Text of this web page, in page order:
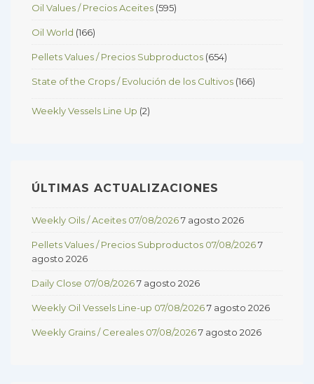
Oil Values / Precios Aceites (595)
Oil World (166)
Pellets Values / Precios Subproductos (654)
State of the Crops / Evolución de los Cultivos (166)
Weekly Vessels Line Up (2)
ÚLTIMAS ACTUALIZACIONES
Weekly Oils / Aceites 07/08/20267 agosto 2026
Pellets Values / Precios Subproductos 07/08/20267
agosto 2026
Daily Close 07/08/20267 agosto 2026
Weekly Oil Vessels Line-up 07/08/20267 agosto 2026
Weekly Grains / Cereales 07/08/20267 agosto 2026